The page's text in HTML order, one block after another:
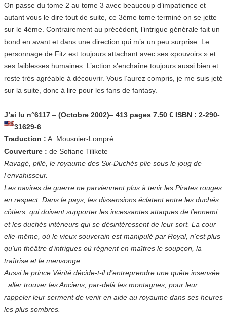
On passe du tome 2 au tome 3 avec beaucoup d’impatience et
autant vous le dire tout de suite, ce 3ème tome terminé on se jette
sur le 4ème. Contrairement au précédent, l’intrigue générale fait un
bond en avant et dans une direction qui m’a un peu surprise. Le
personnage de Fitz est toujours attachant avec ses «pouvoirs » et
ses faiblesses humaines. L’action s’enchaîne toujours aussi bien et
reste très agréable à découvrir. Vous l’aurez compris, je me suis jeté
sur la suite, donc à lire pour les fans de fantasy.
J’ai lu n°6117 – (Octobre 2002)– 413 pages 7.50 € ISBN : 2-290-
31629-6
Traduction : A. Mousnier-Lompré
Couverture : de Sofiane Tilikete
Ravagé, pillé, le royaume des Six-Duchés plie sous le joug de
l’envahisseur.
Les navires de guerre ne parviennent plus à tenir les Pirates rouges
en respect. Dans le pays, les dissensions éclatent entre les duchés
côtiers, qui doivent supporter les incessantes attaques de l’ennemi,
et les duchés intérieurs qui se désintéressent de leur sort. La cour
elle-même, où le vieux souverain est manipulé par Royal, n’est plus
qu’un théâtre d’intrigues où règnent en maîtres le soupçon, la
traîtrise et le mensonge.
Aussi le prince Vérité décide-t-il d’entreprendre une quête insensée
: aller trouver les Anciens, par-delà les montagnes, pour leur
rappeler leur serment de venir en aide au royaume dans ses heures
les plus sombres.